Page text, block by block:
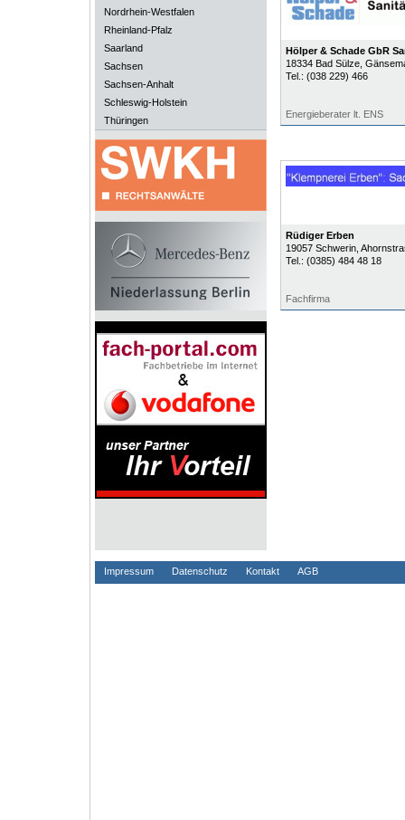
Nordrhein-Westfalen
Rheinland-Pfalz
Saarland
Sachsen
Sachsen-Anhalt
Schleswig-Holstein
Thüringen
Hölper & Schade GbR
18334 Bad Sülze,
Tel.: (038 229) 466
Energieberater lt. ENS
Rüdiger Erben
19057 Schwerin,
Tel.: (0385) 484 48 18
Fachfirma
Impressum Datenschutz Kontakt AGB